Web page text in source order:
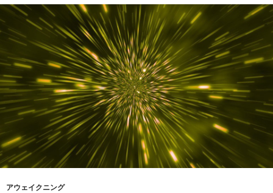
アウェイクニング